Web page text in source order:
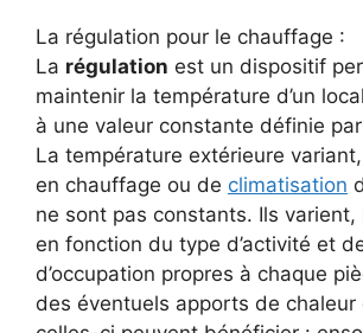
La régulation pour le chauffage :
La régulation est un dispositif
maintenir la température d’un
à une valeur constante définie par
La température extérieure
en chauffage ou de climatisation
ne sont pas constants. Ils varient,
en fonction du type d’activité et
d’occupation propres à chaque
des éventuels apports de